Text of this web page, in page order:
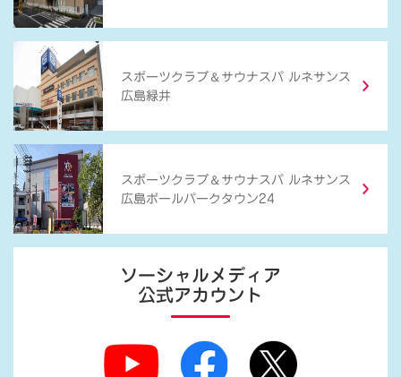
スポーツクラブ ＆ サウナスパ ルネサンス
広島緑井
スポーツクラブ ＆ サウナスパ ルネサンス
広島ボールパークタウン24
ソーシャルメディア
公式アカウント